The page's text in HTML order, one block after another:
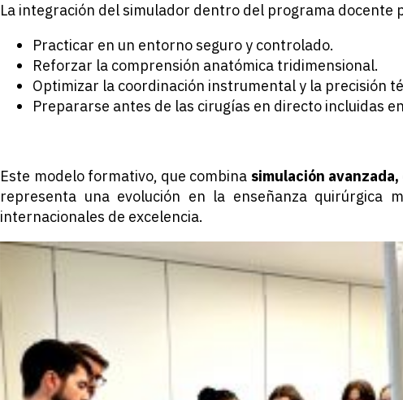
La integración del simulador dentro del programa docente
Practicar en un entorno seguro y controlado.
Reforzar la comprensión anatómica tridimensional.
Optimizar la coordinación instrumental y la precisión
Prepararse antes de las cirugías en directo incluidas
Este modelo formativo, que combina simulación
representa una evolución en la enseñanza quirúrgica
internacionales de excelencia.